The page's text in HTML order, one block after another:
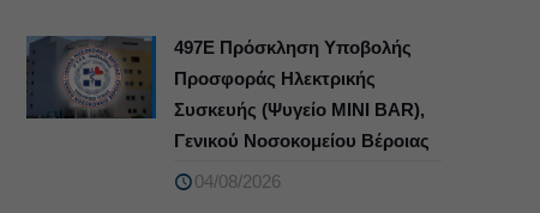
497Ε Πρόσκληση Υποβολής
Προσφοράς Ηλεκτρικής
Συσκευής (Ψυγείο MINI BAR),
Γενικού Νοσοκομείου Βέροιας
04/08/2026